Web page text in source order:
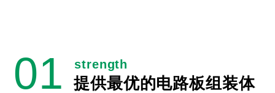
提供最优的电路板组装体